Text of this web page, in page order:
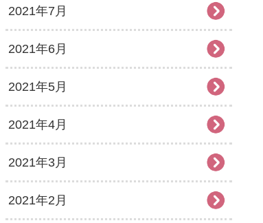
2021年7月
2021年6月
2021年5月
2021年4月
2021年3月
2021年2月